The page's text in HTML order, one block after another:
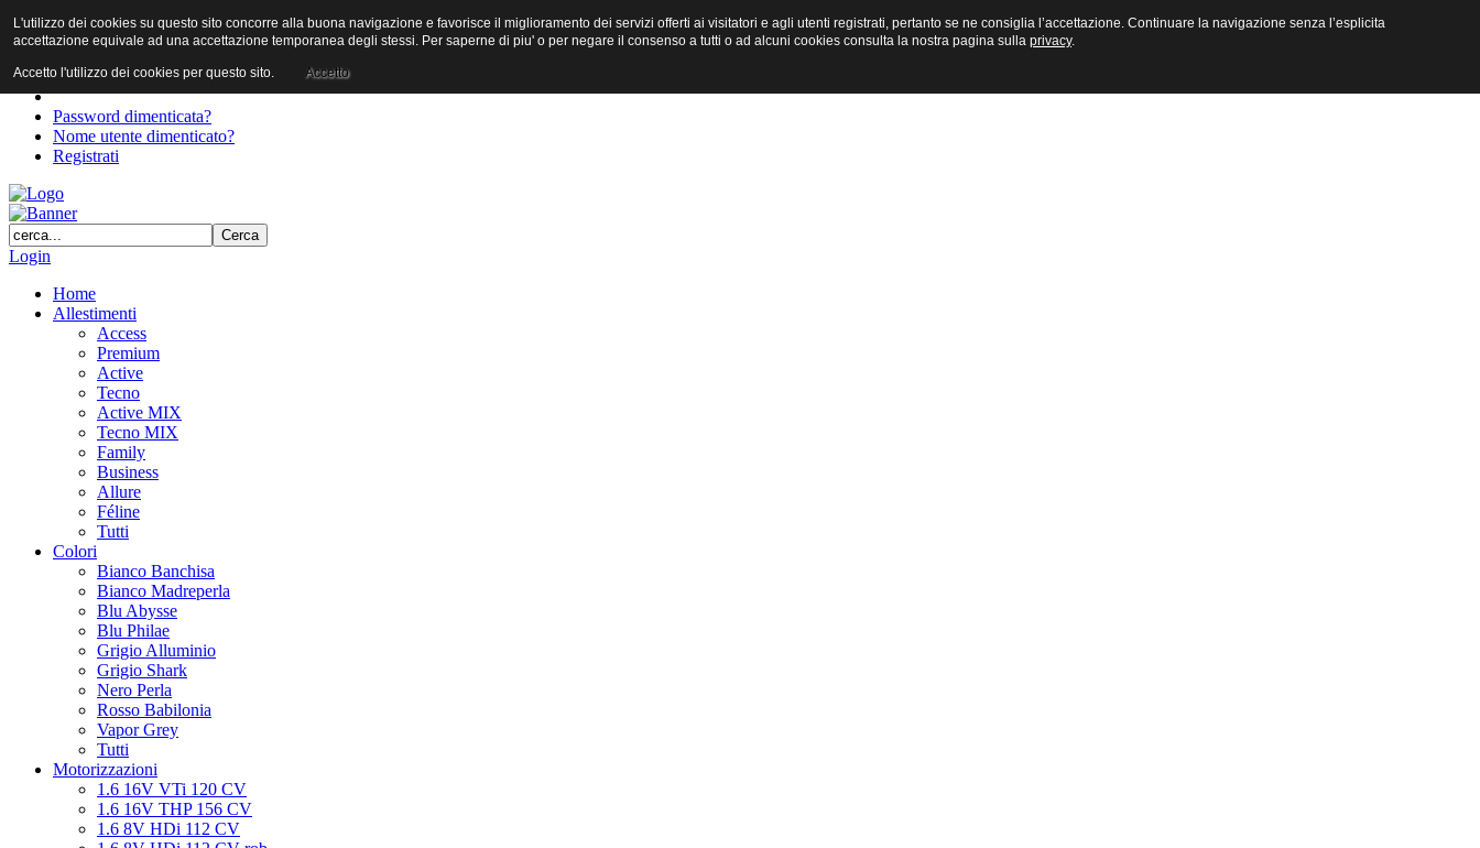
User
Password
Password dimenticata?
Nome utente dimenticato?
Registrati
Login
Home
Allestimenti
Access
Premium
Active
Tecno
Active MIX
Tecno MIX
Family
Business
Allure
Féline
Tutti
Colori
Bianco Banchisa
Bianco Madreperla
Blu Abysse
Blu Philae
Grigio Alluminio
Grigio Shark
Nero Perla
Rosso Babilonia
Vapor Grey
Tutti
Motorizzazioni
1.6 16V VTi 120 CV
1.6 16V THP 156 CV
1.6 8V HDi 112 CV
L'utilizzo dei cookies su questo sito concorre alla buona navigazione e favorisce il miglioramento dei servizi offerti ai visitatori e agli utenti registrati, pertanto se ne consiglia l’accettazione. Continuare la navigazione senza l’esplicita
accettazione equivale ad una accettazione temporanea degli stessi. Per saperne di piu' o per negare il consenso a tutti o ad alcuni cookies consulta la nostra pagina sulla privacy.
Accetto l'utilizzo dei cookies per questo sito. Accetto